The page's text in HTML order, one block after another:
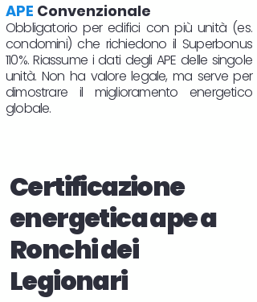
APE Convenzionale
Obbligatorio per edifici con più unità (es.
condomini) che richiedono il Superbonus
110%. Riassume i dati degli APE delle singole
unità. Non ha valore legale, ma serve per
dimostrare il miglioramento energetico
globale.
Certificazione
energetica ape a
Ronchi dei
Legionari